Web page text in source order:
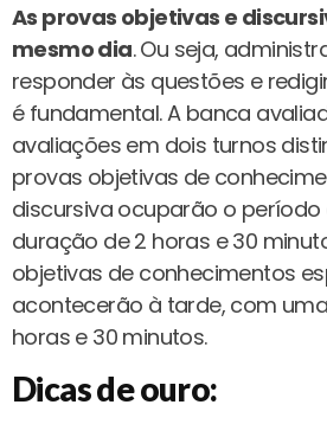
As provas objetivas e
mesmo dia. Ou seja,
responder às questões e
é fundamental. A banca
avaliações em dois turnos
provas objetivas de
discursiva ocuparão o
duração de 2 horas e 30
objetivas de conhecimentos
acontecerão à tarde, com
horas e 30 minutos.
Dicas de ouro: